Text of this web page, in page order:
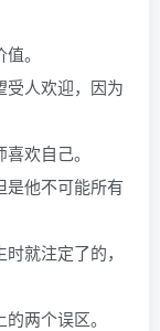
。
受人欢迎，因为
欢自己。
是他不可能所有
就注定了的，
两个误区。